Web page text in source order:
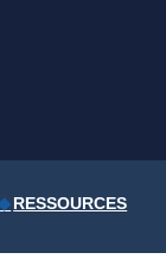
RESSOURCES